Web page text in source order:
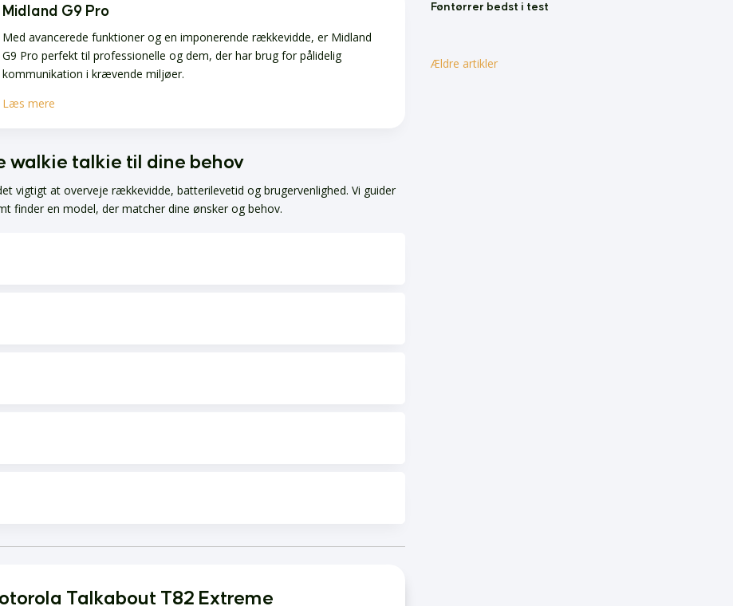
Midland G9 Pro
Med avancerede funktioner og en imponerende rækkevidde, er Midland
G9 Pro perfekt til professionelle og dem, der har brug for pålidelig
kommunikation i krævende miljøer.
Læs mere
talkie til dine behov
vigtigt at overveje rækkevidde, batterilevetid og brugervenlighed. Vi guider
finder en model, der matcher dine ønsker og behov.
Talkabout T82 Extreme
Føntørrer bedst i test
Ældre artikler